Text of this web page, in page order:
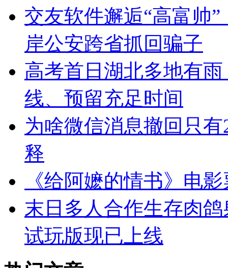
交友软件邂逅“高富帅
岸公安跨省抓回骗子
高考首日湖北多地有
线、预留充足时间
为啥微信消息撤回只
释
《给阿嬷的情书》电
末日多人合作生存肉
试玩版现已上线